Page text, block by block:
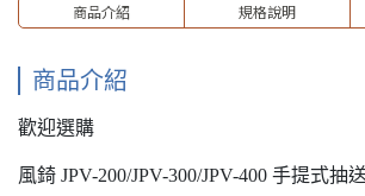
商品介紹 規格說明
商品介紹
歡迎選購
風錡 JPV-200/JPV-300/JPV-400 手提式抽